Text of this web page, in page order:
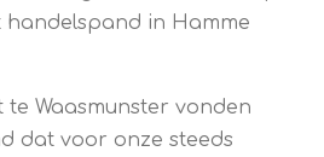
in Hamme
Waasmunster vonden
dat voor onze steeds